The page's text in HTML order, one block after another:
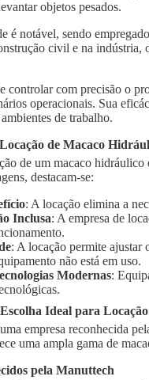
objetos pesados.
é notável, sendo
civil e na
controlar com precisão o
operacionais. Sua
de trabalho.
de Macaco
de um macaco hidráulico
destacam-se:
: A locação elimina a
Inclusa: A empresa de
: A locação permite ajustar
não está em uso.
Modernas:
Ideal para
empresa reconhecida
uma ampla gama de
pela Manuttech